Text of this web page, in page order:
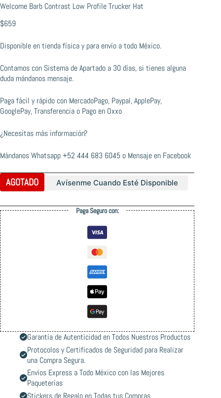
Welcome Barb Contrast Low Profile Trucker Hat
$659
Disponible en tienda física y para envío a todo México.
Contamos con Sistema de Apartado a 30 días, si tienes alguna
duda mándanos mensaje.
Paga fácil y rápido con MercadoPago, Paypal, ApplePay,
GooglePay, Transferencia o Pago en Oxxo
¿Necesitas más información?
Mándanos Whatsapp+52 444 683 6045 o Mensaje en Facebook
AGOTADO Avísenme Cuando Esté Disponible
Paga Seguro con:
Garantía de Autenticidad en Todos Nuestros Productos
Protocolos y Certificados de Seguridad para Realizar
una Compra Segura.
Envíos Express a Todo México con las Mejores
Paqueterías
Stickers de Regalo en Todas tus Compras